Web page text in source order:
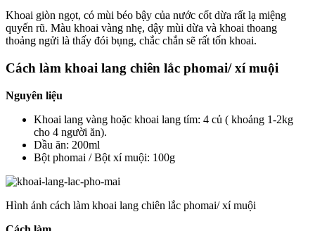
Khoai giòn ngọt, có mùi béo bậy của nước cốt dừa rất lạ miệng
quyến rũ. Màu khoai vàng nhẹ, dậy mùi dừa và khoai thoang
thoảng ngửi là thấy đói bụng, chắc chắn sẽ rất tốn khoai.
Cách làm khoai lang chiên lắc phomai/ xí muội
Nguyên liệu
Khoai lang vàng hoặc khoai lang tím: 4 củ ( khoảng 1-2kg
cho 4 người ăn).
Dầu ăn: 200ml
Bột phomai / Bột xí muội: 100g
Hình ảnh cách làm khoai lang chiên lắc phomai/ xí muội